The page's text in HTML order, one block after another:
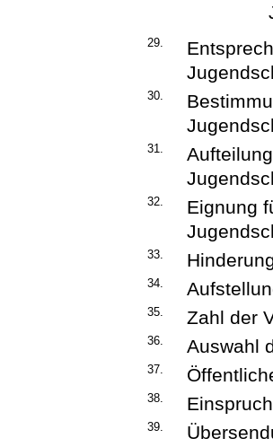
29.
30.
31.
32.
Eignung
33.
34.
35. Zahl der
36. Auswahl
37.
38.
39.